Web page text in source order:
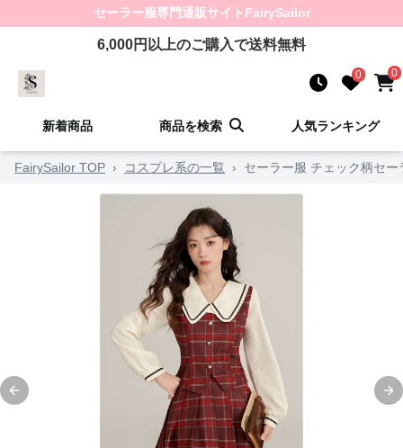
セーラー服専門通販サイト FairySailor
6,000円以上のご購入で送料無料
0 0
新着商品 商品を検索 人気ランキング
FairySailor TOP › コスプレ系の一覧 › セーラー服 チェック柄セ
Previous slide